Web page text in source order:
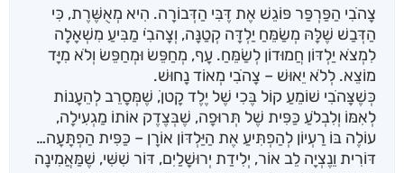
צָהֹבִי הַפַּרְפַּר פּוֹגֵשׁ אֶת דֶּבִּי הַדְּבוֹרָה. הִיא מְאֻשֶּׁרֶת, כִּי
הַדְּבַשׁ שֶׁלָּהּ מְשַׂמֵּחַ יַלְדָּה קְטַנָּה, וְצָהבִֹי מַבִּיעַ מִשְׁאָלָה
לִמְצֹא יַלְדּוֹן חֲמוּדוֹן לְשַׂמֵּחַ. עָף, מְחַפֵּשׂ וּמְחַפֵּשׂ וְלֹא מִיָּד
מוֹצֵא. לְלֹא יֵאוּשׁ – צָהֹבִי מְאוֹד נָחוּשׁ.
כְּשֶׁצָּהֹבִי שׁוֹמֵעַ קוֹל בֶּכִי שֶׁל יֶלֶד קָטןֹ, שֶׁמְּסָרֵב לְהֵעָנוֹת
לְאִמּוֹ וְלִבְלֹעַ כַּפִּית שֶׁל תְּרוּפָה, שֶׁבְּצֶדֶק אוֹתוֹ מַגְעִילָה,
עוֹלֶה בּוֹ רַעְיוֹן לְהַפְתִּיעַ אֶת הַיַּלְדּוֹן אוֹרָן – כַּפִּית הַפְתָּעָה…
דּוֹרִית וֵנֶצְיָה לֵב אוֹר, יְלִידַת יְרוּשָׁלַיִם, דּוֹר שִׁשִּׁי, שֶׁמַּאֲמִינָה